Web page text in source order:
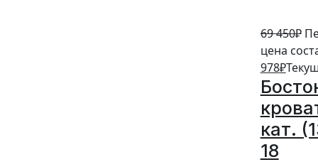
69 450₽
цена
978₽
кат.
18